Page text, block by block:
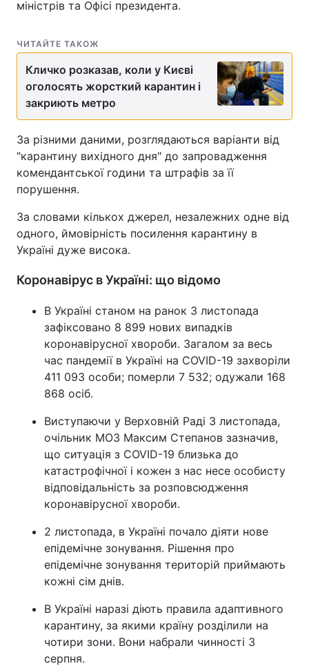
міністрів та Офісі президента.
ЧИТАЙТЕ ТАКОЖ
Кличко розказав, коли у Києві
оголосять жорсткий карантин і
закриють метро
За різними даними, розглядаються варіанти від
"карантину вихідного дня" до запровадження
комендантської години та штрафів за її
порушення.
За словами кількох джерел, незалежних одне від
одного, ймовірність посилення карантину в
Україні дуже висока.
Коронавірус в Україні: що відомо
В Україні станом на ранок 3 листопада
зафіксовано 8 899 нових випадків
коронавірусної хвороби. Загалом за весь
час пандемії в Україні на COVID-19 захворіли
411 093 особи; померли 7 532; одужали 168
868 осіб.
Виступаючи у Верховній Раді 3 листопада,
очільник МОЗ Максим Степанов зазначив,
що ситуація з COVID-19 близька до
катастрофічної і кожен з нас несе особисту
відповідальність за розповсюдження
коронавірусної хвороби.
2 листопада, в Україні почало діяти нове
епідемічне зонування. Рішення про
епідемічне зонування територій приймають
кожні сім днів.
В Україні наразі діють правила адаптивного
карантину, за якими країну розділили на
чотири зони. Вони набрали чинності 3
серпня.